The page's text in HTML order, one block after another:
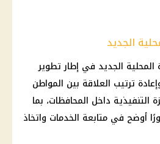
الجديد
المحلية الجديد في إطار تطوير
ترتيب العلاقة بين المواطن
التنفيذية داخل المحافظات، بما
أوضح في متابعة الخدمات واتخاذ